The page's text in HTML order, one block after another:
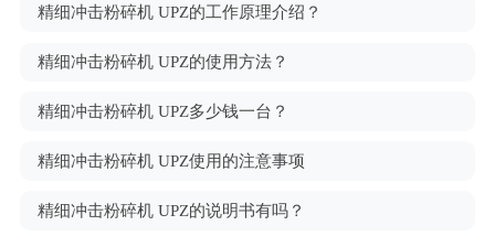
精细冲击粉碎机 UPZ的工作原理介绍？
精细冲击粉碎机 UPZ的使用方法？
精细冲击粉碎机 UPZ多少钱一台？
精细冲击粉碎机 UPZ使用的注意事项
精细冲击粉碎机 UPZ的说明书有吗？